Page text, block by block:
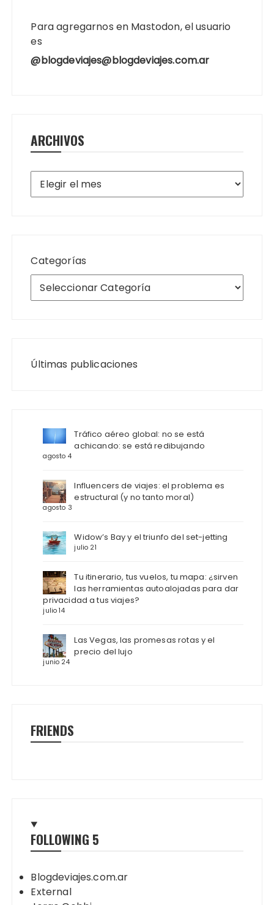
Para agregarnos en Mastodon, el usuario
es
@blogdeviajes@blogdeviajes.com.ar
ARCHIVOS
Archivos
Categorías
Últimas publicaciones
Tráfico aéreo global: no se está
achicando: se está redibujando
agosto 4
Influencers de viajes: el problema es
estructural (y no tanto moral)
agosto 3
Widow’s Bay y el triunfo del set-jetting
julio 21
Tu itinerario, tus vuelos, tu mapa: ¿sirven
las herramientas autoalojadas para dar
privacidad a tus viajes?
julio 14
Las Vegas, las promesas rotas y el
precio del lujo
junio 24
FRIENDS
FOLLOWING 5
Blogdeviajes.com.ar
External